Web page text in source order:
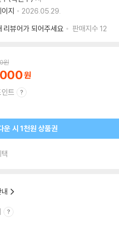
지
2026.05.29.
리뷰어가 되어주세요
판매지수 12
원
트
운 시 1천원 상품권